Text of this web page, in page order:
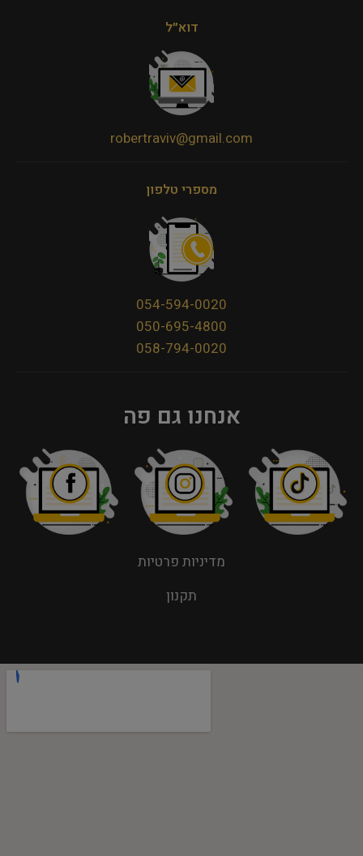
דוא״ל
robertraviv@gmail.com
מספרי טלפון
054-594-0020
050-695-4800
058-794-0020
אנחנו גם פה
מדיניות פרטיות
תקנון